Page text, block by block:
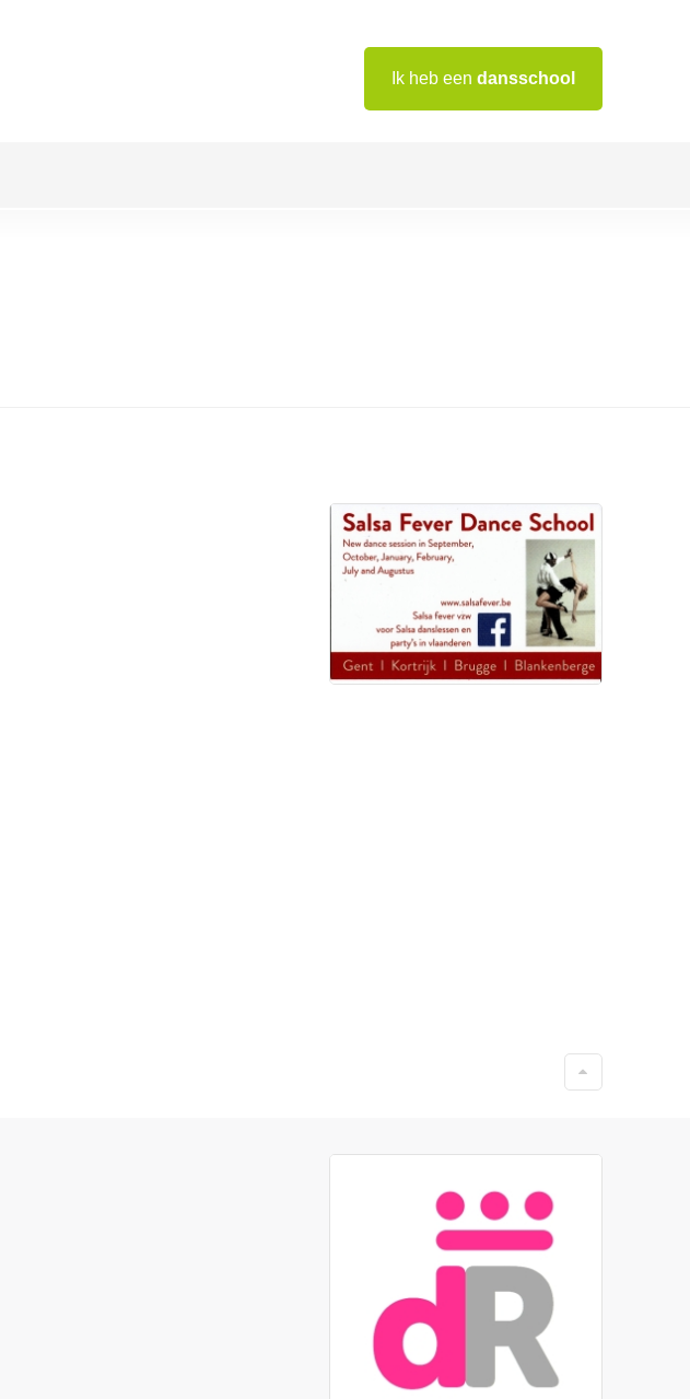
Ik heb een dansschool